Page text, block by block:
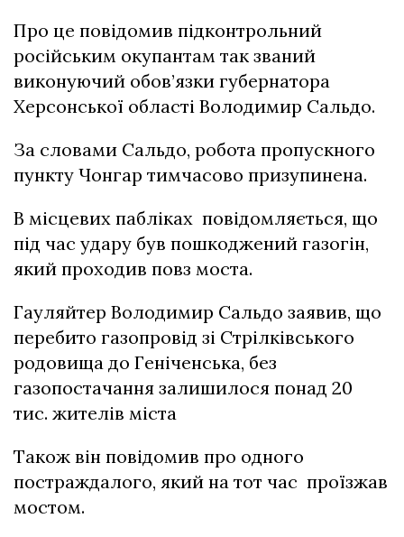
Про це повідомив підконтрольний
російським окупантам так званий
виконуючий обов’язки губернатора
Херсонської області Володимир Сальдо.
За словами Сальдо, робота пропускного
пункту Чонгар тимчасово призупинена.
В місцевих пабліках повідомляється, що
під час удару був пошкоджений газогін,
який проходив повз моста.
Гауляйтер Володимир Сальдо заявив, що
перебито газопровід зі Стрілківського
родовища до Геніченська, без
газопостачання залишилося понад 20
тис. жителів міста
Також він повідомив про одного
постраждалого, який на тот час проїзжав
мостом.